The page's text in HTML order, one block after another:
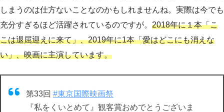
しまうのは仕方ないことなのかもしれませんね。実際は今でも
充分すぎるほど活躍されているのですが。 2018年に１本「こ
こは退屈迎えに来て」、2019年に1本「愛はどこにも消えな
い」、映画に主演しています。
第33回 #東京国際映画祭
『私をくいとめて』観客賞おめでとうございま